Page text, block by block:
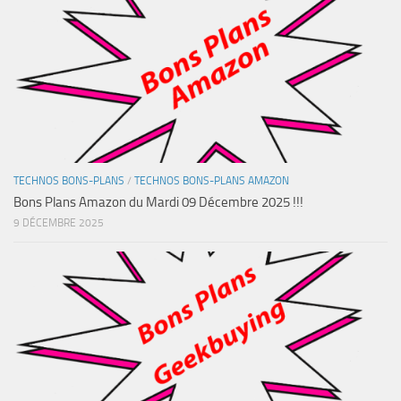
TECHNOS BONS-PLANS / TECHNOS BONS-PLANS AMAZON
Bons Plans Amazon du Mardi 09 Décembre 2025 !!!
9 DÉCEMBRE 2025